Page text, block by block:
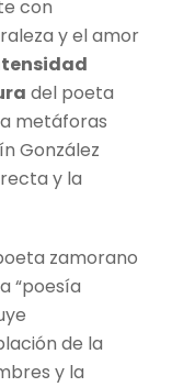
con
y el amor
del poeta
metáforas
González
y la
zamorano
“poesía
de la
y la